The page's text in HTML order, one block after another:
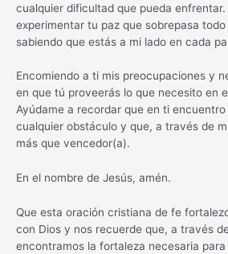
cualquier dificultad que pueda
experimentar tu paz que sobrepasa
sabiendo que estás a mi lado en cada
Encomiendo a ti mis preocupaciones y
en que tú proveerás lo que necesito en
Ayúdame a recordar que en ti
cualquier obstáculo y que, a través de
más que vencedor(a).
En el nombre de Jesús, amén.
Que esta oración cristiana de fe
con Dios y nos recuerde que, a través
encontramos la fortaleza necesaria